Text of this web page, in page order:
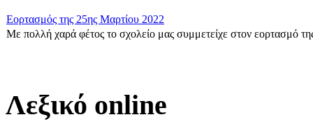
Εορτασμός της 25ης Μαρτίου 2022
Με πολλή χαρά φέτος το σχολείο μας συμμετείχε στον εορτασμό
Λεξικό online